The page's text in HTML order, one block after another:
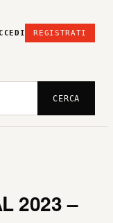
REGISTRATI
CERCA
2023 –